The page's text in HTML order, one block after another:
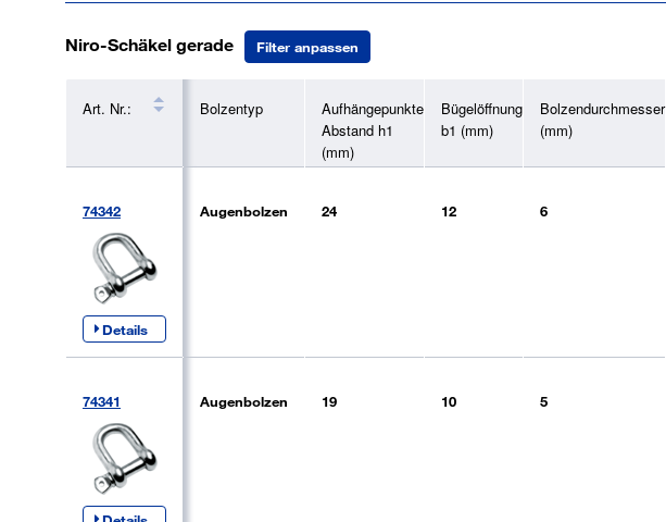
Niro-Schäkel gerade Filter anpassen
Art. Nr.: Bolzentyp
Aufhängepunkte
Abstand h1
(mm)
Bügelöffnung
b1 (mm)
Bolzendurchmesser
(mm)
74342
Details
Augenbolzen 24 12 6
74341 Augenbolzen 19 10 5